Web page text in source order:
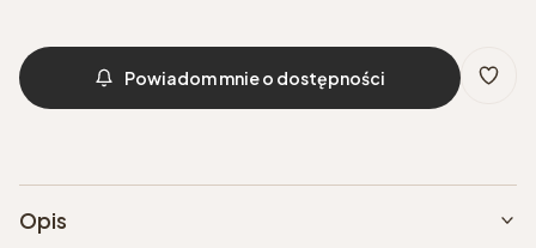
Powiadom mnie o dostępności
Opis